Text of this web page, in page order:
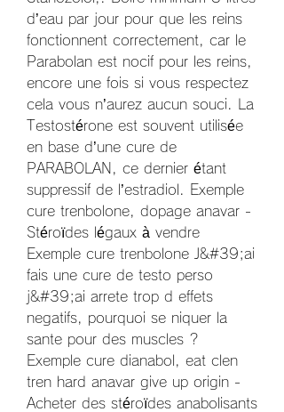
d’eau par jour pour que les reins
fonctionnent correctement, car le
Parabolan est nocif pour les reins,
encore une fois si vous respectez
cela vous n’aurez aucun souci. La
Testostérone est souvent utilisée
en base d’une cure de
PARABOLAN, ce dernier étant
suppressif de l’estradiol. Exemple
cure trenbolone, dopage anavar -
Stéroïdes légaux à vendre
Exemple cure trenbolone J&#39;ai
fais une cure de testo perso
j&#39;ai arrete trop d effets
negatifs, pourquoi se niquer la
sante pour des muscles ?
Exemple cure dianabol, eat clen
tren hard anavar give up origin -
Acheter des stéroïdes anabolisants